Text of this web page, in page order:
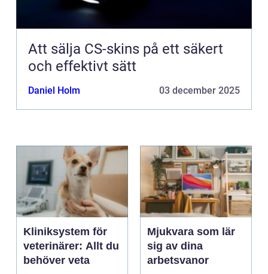
Att sälja CS-skins på ett säkert
och effektivt sätt
Daniel Holm 03 december 2025
Kliniksystem för
veterinärer: Allt du
behöver veta
Mjukvara som lär
sig av dina
arbetsvanor